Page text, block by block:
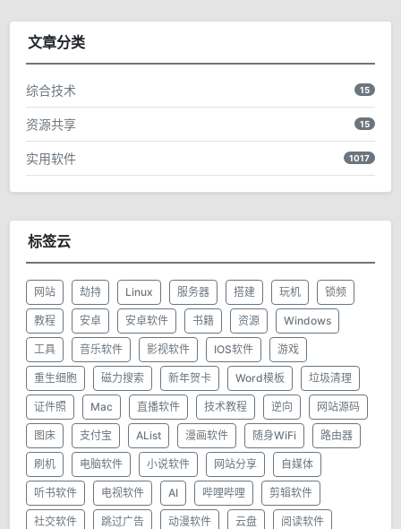
文章分类
综合技术 15
资源共享 15
实用软件 1017
标签云
网站 劫持 Linux 服务器 搭建 玩机 锁频
教程 安卓 安卓软件 书籍 资源 Windows
工具 音乐软件 影视软件 IOS软件 游戏
重生细胞 磁力搜索 新年贺卡 Word模板 垃圾清理
证件照 Mac 直播软件 技术教程 逆向 网站源码
图床 支付宝 AList 漫画软件 随身WiFi 路由器
刷机 电脑软件 小说软件 网站分享 自媒体
听书软件 电视软件 AI 哔哩哔哩 剪辑软件
社交软件 跳过广告 动漫软件 云盘 阅读软件